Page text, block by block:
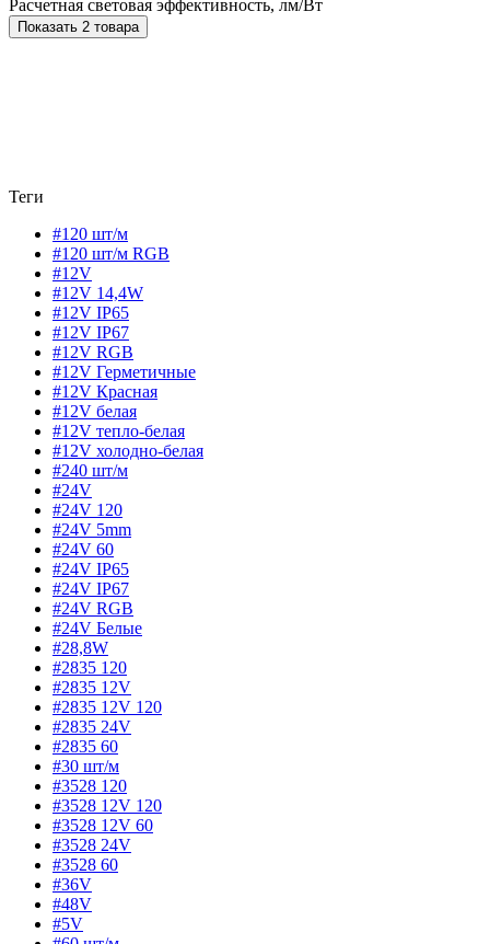
Расчетная световая эффективность, лм/Вт
Показать 2 товара
Теги
#120 шт/м
#120 шт/м RGB
#12V
#12V 14,4W
#12V IP65
#12V IP67
#12V RGB
#12V Герметичные
#12V Красная
#12V белая
#12V тепло-белая
#12V холодно-белая
#240 шт/м
#24V
#24V 120
#24V 5mm
#24V 60
#24V IP65
#24V IP67
#24V RGB
#24V Белые
#28,8W
#2835 120
#2835 12V
#2835 12V 120
#2835 24V
#2835 60
#30 шт/м
#3528 120
#3528 12V 120
#3528 12V 60
#3528 24V
#3528 60
#36V
#48V
#5V